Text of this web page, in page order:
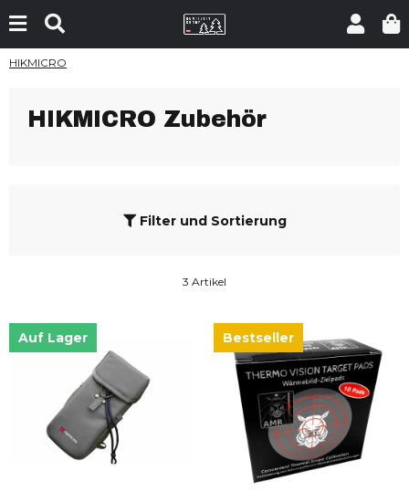
HIKMICRO
HIKMICRO Zubehör
Filter und Sortierung
3 Artikel
Auf Lager Bestseller